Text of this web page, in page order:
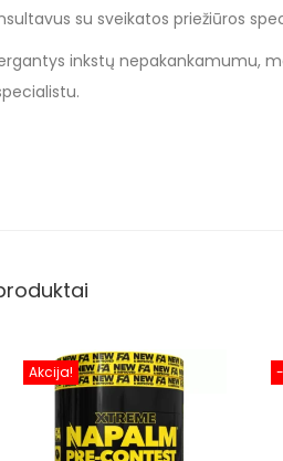
su sveikatos priežiūros
inkstų nepakankamumu,
Akcija!